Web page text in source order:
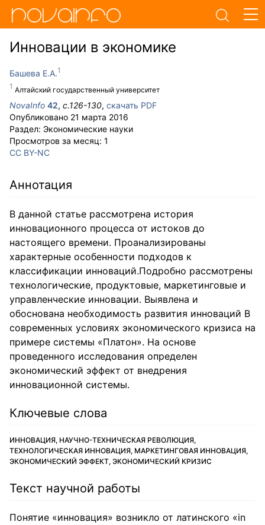
Инновации в экономике
Башева Е.А.
Алтайский государственный университет
NovaInfo 42, с.126-130, скачать PDF
Опубликовано 21 марта 2016
Раздел: Экономические науки
Просмотров за месяц: 1
CC BY-NC
Аннотация
В данной статье рассмотрена история
инновационного процесса от истоков до
настоящего времени. Проанализированы
характерные особенности подходов к
классификации инноваций.Подробно рассмотрены
технологические, продуктовые, маркетинговые и
управленческие инновации. Выявлена и
обоснована необходимость развития инноваций В
современных условиях экономического кризиса на
примере системы «Платон». На основе
проведенного исследования определен
экономический эффект от внедрения
инновационной системы.
Ключевые слова
ИННОВАЦИЯ, НАУЧНО-ТЕХНИЧЕСКАЯ РЕВОЛЮЦИЯ,
ТЕХНОЛОГИЧЕСКАЯ ИННОВАЦИЯ, МАРКЕТИНГОВАЯ ИННОВАЦИЯ,
ЭКОНОМИЧЕСКИЙ ЭФФЕКТ, ЭКОНОМИЧЕСКИЙ КРИЗИС
Текст научной работы
Понятие «инновация» возникло от латинского «in